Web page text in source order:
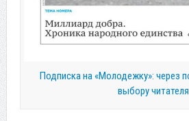
Подписка на «Молодежку»: через
выбору читателя